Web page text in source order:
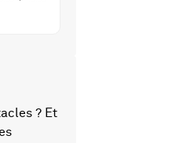
? Et